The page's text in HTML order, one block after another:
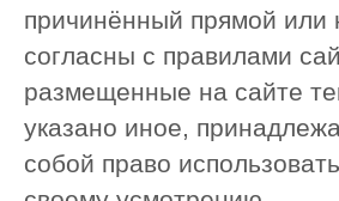
причинённый прямой или
согласны с правилами
размещенные на сайте
указано иное,
собой право